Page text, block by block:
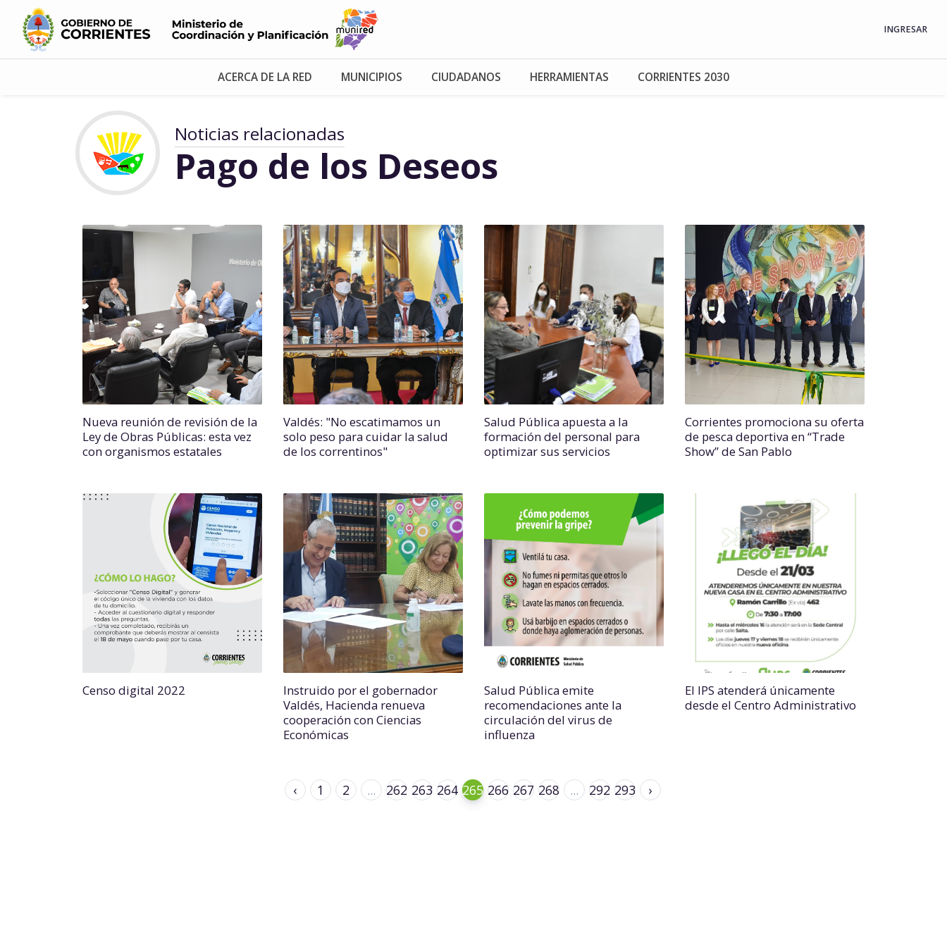
INGRESAR
ACERCA DE LA RED MUNICIPIOS CIUDADANOS HERRAMIENTAS CORRIENTES 2030
Noticias relacionadas
Pago de los Deseos
Nueva reunión de revisión de la
Ley de Obras Públicas: esta vez
con organismos estatales
Valdés: "No escatimamos un
solo peso para cuidar la salud
de los correntinos"
Salud Pública apuesta a la
formación del personal para
optimizar sus servicios
Corrientes promociona su oferta
de pesca deportiva en “Trade
Show” de San Pablo
Censo digital 2022
Instruido por el gobernador
Valdés, Hacienda renueva
cooperación con Ciencias
Económicas
Salud Pública emite
recomendaciones ante la
circulación del virus de
influenza
El IPS atenderá únicamente
desde el Centro Administrativo
‹ 1 2 ... 262 263 264 265 266 267 268 ... 292 293 ›